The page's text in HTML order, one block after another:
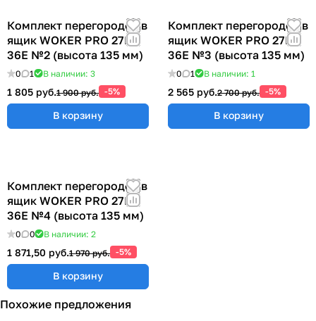
Комплект перегородок в
ящик WOKER PRO 27E х
36E №2 (высота 135 мм)
0 1 В наличии: 3
1 805 руб.1 900 руб. -5%
В корзину
Комплект перегородок в
ящик WOKER PRO 27E х
36E №3 (высота 135 мм)
0 1 В наличии: 1
2 565 руб.2 700 руб. -5%
В корзину
Комплект перегородок в
ящик WOKER PRO 27E х
36E №4 (высота 135 мм)
0 0 В наличии: 2
1 871,50 руб.1 970 руб. -5%
В корзину
Похожие предложения